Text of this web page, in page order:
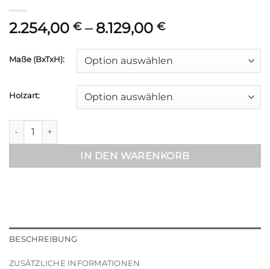
2.254,00 € – 8.129,00 €Preisspanne:
bis
8.129,00 €
Maße (BxTxH):
Holzart:
Linea Kattwinkel Glasschrank Massivholz Menge
IN DEN WARENKORB
BESCHREIBUNG
ZUSÄTZLICHE INFORMATIONEN